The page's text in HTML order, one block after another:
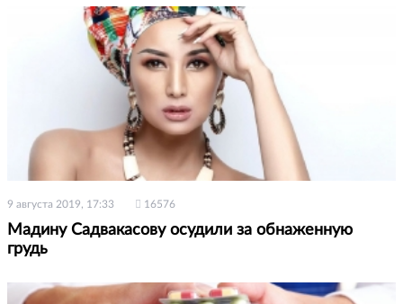
9 августа 2019, 17:33 16576
Мадину Садвакасову осудили за обнаженную
грудь